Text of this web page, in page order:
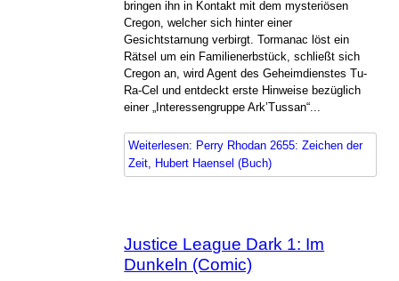
bringen ihn in Kontakt mit dem mysteriösen
Cregon, welcher sich hinter einer
Gesichtstarnung verbirgt. Tormanac löst ein
Rätsel um ein Familienerbstück, schließt sich
Cregon an, wird Agent des Geheimdienstes Tu-
Ra-Cel und entdeckt erste Hinweise bezüglich
einer „Interessengruppe Ark’Tussan“...
Weiterlesen: Perry Rhodan 2655: Zeichen der
Zeit, Hubert Haensel (Buch)
Justice League Dark 1: Im
Dunkeln (Comic)